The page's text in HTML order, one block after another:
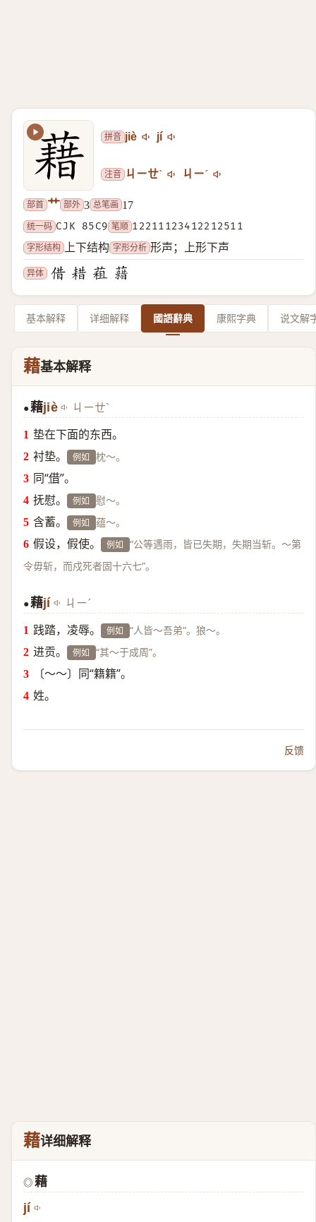
拼音 jiè jí
注音 ㄐㄧㄝˋ ㄐㄧˊ
部首 艹 部外 3 总笔画 17
统一码 CJK 85C9 笔顺 12211123412212511
字形结构
上下结构 字形分析 形声；上形下声
异体
基本解释 详细解释 國語辭典 康熙字典 说文解
藉基本解释
●藉jiè ㄐㄧㄝˋ
垫在下面的东西。
衬垫。
例如 枕～。
同“借”。
抚慰。
例如 慰～。
含蓄。 例如 蕴～。
假设，假使。 例如 “公等遇雨，皆已失期，失期当斩。～第
令毋斩，而戍死者固十六七”。
●藉jí ㄐㄧˊ
践踏，凌辱。 例如 “人皆～吾弟”。狼～。
进贡。 例如 “其～于成周”。
〔～～〕同“籍籍”。
姓。
反馈
藉详细解释
◎ 藉
jí